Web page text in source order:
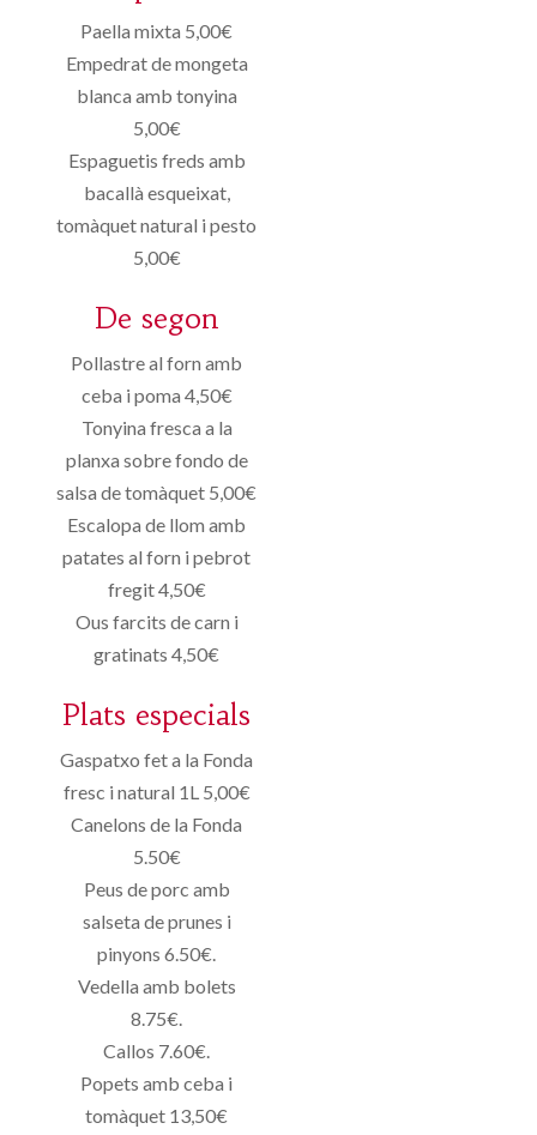
Paella mixta 5,00€
Empedrat de mongeta
blanca amb tonyina
5,00€
Espaguetis freds amb
bacallà esqueixat,
tomàquet natural i pesto
5,00€
De segon
Pollastre al forn amb
ceba i poma 4,50€
Tonyina fresca a la
planxa sobre fondo de
salsa de tomàquet 5,00€
Escalopa de llom amb
patates al forn i pebrot
fregit 4,50€
Ous farcits de carn i
gratinats 4,50€
Plats especials
Gaspatxo fet a la Fonda
fresc i natural 1L 5,00€
Canelons de la Fonda
5.50€
Peus de porc amb
salseta de prunes i
pinyons 6.50€.
Vedella amb bolets
8.75€.
Callos 7.60€.
Popets amb ceba i
tomàquet 13,50€